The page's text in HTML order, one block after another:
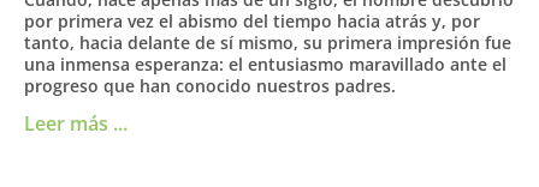
por primera vez el abismo del tiempo hacia atrás y, por
tanto, hacia delante de sí mismo, su primera impresión fue
una inmensa esperanza: el entusiasmo maravillado ante el
progreso que han conocido nuestros padres.
Leer más ...